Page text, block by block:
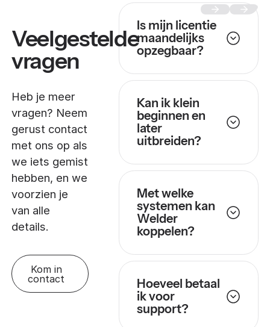
Veelgestelde
vragen
Heb je meer
vragen? Neem
gerust contact
met ons op als
we iets gemist
hebben, en we
voorzien je
van alle
details.
Kom in
contact
Is mijn licentie
maandelijks
opzegbaar?
Kan ik klein
beginnen en
later
uitbreiden?
Met welke
systemen kan
Welder
koppelen?
Hoeveel betaal
ik voor
support?